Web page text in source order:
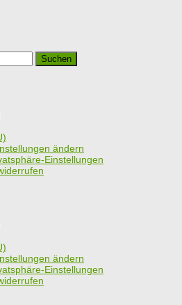
ändern
Einstellungen
ändern
Einstellungen